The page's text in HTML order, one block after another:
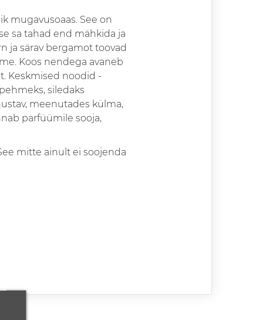
mugavusoaas. See on
sa tahad end mähkida ja
ja särav bergamot toovad
Koos nendega avaneb
Keskmised noodid -
siledaks
meenutades külma,
parfüümile sooja,
mitte ainult ei soojenda